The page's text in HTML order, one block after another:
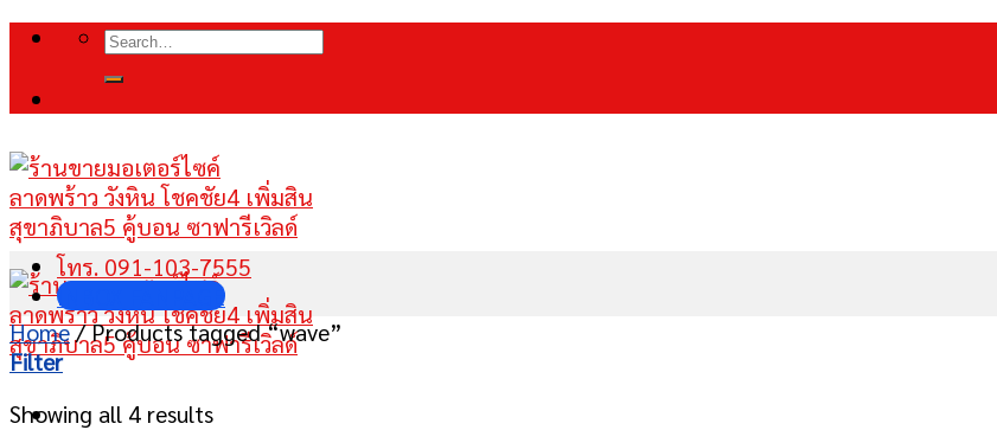
Skip
content
Search
โทร. 091-103-7555
INBOX FANPAGE
Home /Products tagged “wave”
Filter
Showing all 4 results